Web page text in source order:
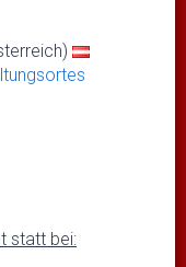
statt bei: